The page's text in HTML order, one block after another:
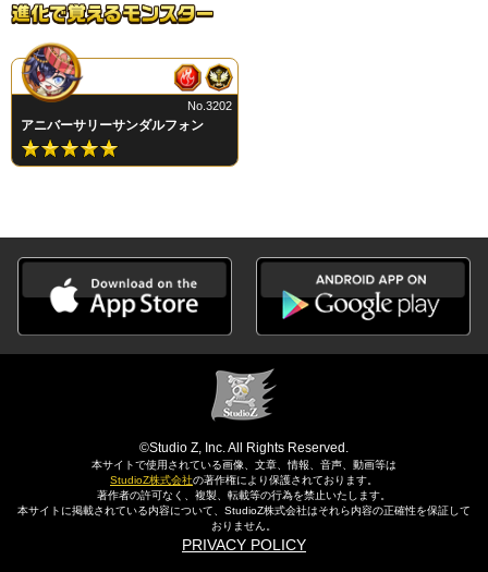
アニバーサリーサンダルフォン
No.3202
©Studio Z, Inc. All Rights Reserved.
本サイトで使用されている画像、文章、情報、音声、動画等は
StudioZ株式会社の著作権により保護されております。
著作者の許可なく、複製、転載等の行為を禁止いたします。
本サイトに掲載されている内容について、StudioZ株式会社はそれら内容の正確性を保証して
おりません。
PRIVACY POLICY